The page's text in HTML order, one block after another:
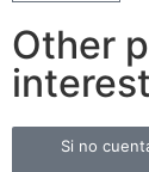
Other
Si no